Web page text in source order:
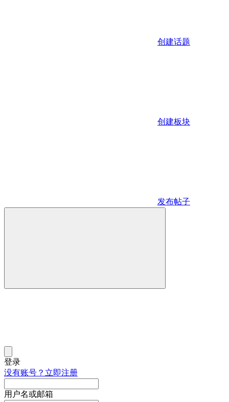
创建话题
创建板块
发布帖子
登录
没有账号？立即注册
用户名或邮箱